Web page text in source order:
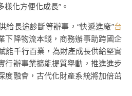
化方便化成長”。
給長途診斷等辦事，“快遞進廠”台
下降物流本錢，商務辦事助跨國企
能千行百業，為財產成長供給堅實
行辦事業擴能提質舉動，推進進步
度融會，古代化財產系統將加倍茁